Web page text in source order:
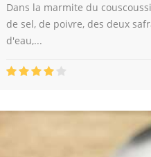
Dans la marmite du
de sel, de poivre, des deux
d'eau,...